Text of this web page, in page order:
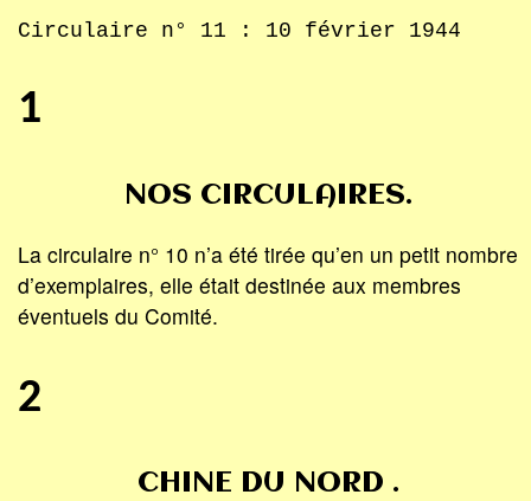
Circulaire n° 11 : 10 février 1944
1
NOS CIRCULAIRES.
La circulaire n° 10 n’a été tirée qu’en un petit nombre
d’exemplaires, elle était destinée aux membres
éventuels du Comité.
2
CHINE DU NORD .